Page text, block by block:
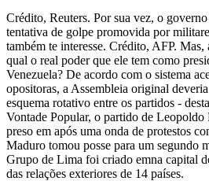
Crédito, Reuters. Por sua vez, o
tentativa de golpe promovida por
também te interesse. Crédito, AFP.
qual o real poder que ele tem como
Venezuela? De acordo com o sistema
opositoras, a Assembleia original
esquema rotativo entre os partidos -
Vontade Popular, o partido de
preso em após uma onda de protestos
Maduro tomou posse para um segundo
Grupo de Lima foi criado emna capital
das relações exteriores de 14 países.